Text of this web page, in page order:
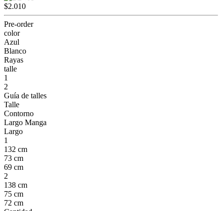
$2.010
Pre-order
color
Azul
Blanco
Rayas
talle
1
2
Guía de talles
Talle
Contorno
Largo Manga
Largo
1
132 cm
73 cm
69 cm
2
138 cm
75 cm
72 cm